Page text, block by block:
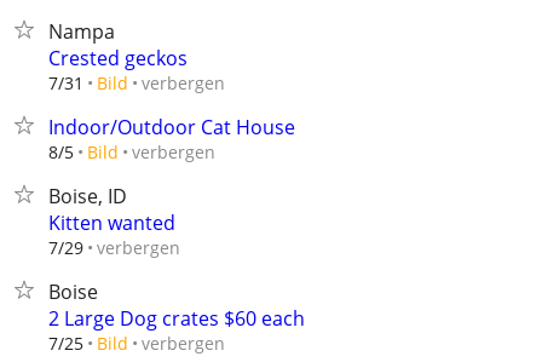
Nampa
Crested geckos
7/31 Bild verbergen
Indoor/Outdoor Cat House
8/5 Bild verbergen
Boise, ID
Kitten wanted
7/29 verbergen
Boise
2 Large Dog crates $60 each
7/25 Bild verbergen